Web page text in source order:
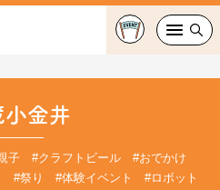
小金井
子 #クラフトビール
#おでかけ
#祭り #体験イベント
#ロボット